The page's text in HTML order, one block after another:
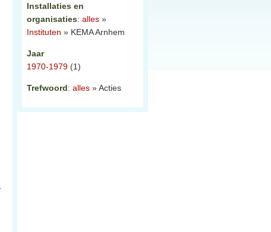
Installaties en
organisaties: alles »
Instituten » KEMA Arnhem
Jaar
1970-1979 (1)
Trefwoord: alles » Acties